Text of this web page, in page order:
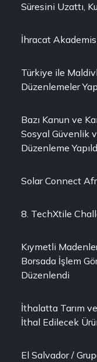
Süresini Uzattı,
İhracat
Türkiye ile
Düzenlemeler
Bazı Kanun ve
Sosyal Güvenlik
Düzenleme
Solar Connect
8. TechXtile
Kıymetli
Borsada İşlem
Düzenlendi
İthalatta Tarım
İthal Edilecek
El Salvador /